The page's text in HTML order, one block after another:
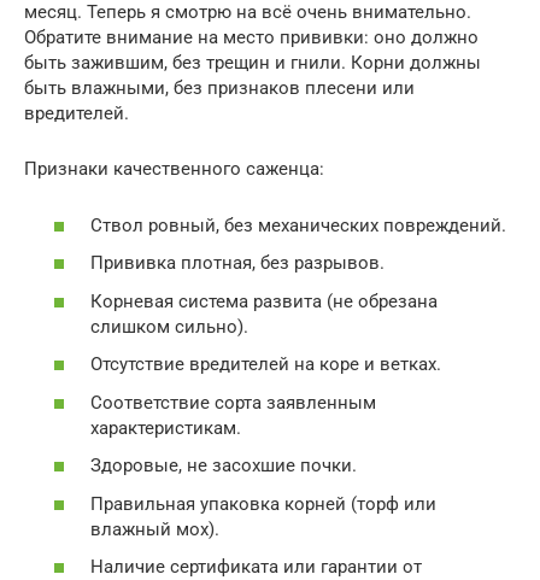
месяц. Теперь я смотрю на всё очень внимательно.
Обратите внимание на место прививки: оно должно
быть зажившим, без трещин и гнили. Корни должны
быть влажными, без признаков плесени или
вредителей.
Признаки качественного саженца:
Ствол ровный, без механических повреждений.
Прививка плотная, без разрывов.
Корневая система развита (не обрезана
слишком сильно).
Отсутствие вредителей на коре и ветках.
Соответствие сорта заявленным
характеристикам.
Здоровые, не засохшие почки.
Правильная упаковка корней (торф или
влажный мох).
Наличие сертификата или гарантии от